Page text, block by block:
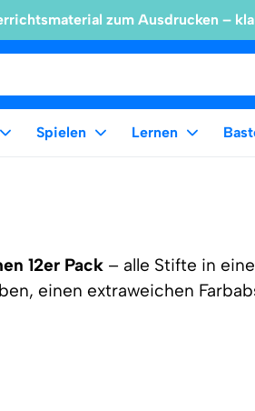
zum Ausdrucken –
Spielen Lernen
12er Pack – alle Stifte in
einen extraweichen